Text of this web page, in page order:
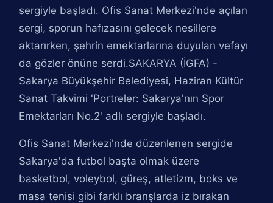
sergiyle başladı. Ofis Sanat Merkezi'nde açılan
sergi, sporun hafızasını gelecek nesillere
aktarırken, şehrin emektarlarına duyulan vefayı
da gözler önüne serdi.SAKARYA (İGFA) -
Sakarya Büyükşehir Belediyesi, Haziran Kültür
Sanat Takvimi 'Portreler: Sakarya'nın Spor
Emektarları No.2' adlı sergiyle başladı.
Ofis Sanat Merkezi'nde düzenlenen sergide
Sakarya'da futbol başta olmak üzere
basketbol, voleybol, güreş, atletizm, boks ve
masa tenisi gibi farklı branşlarda iz bırakan